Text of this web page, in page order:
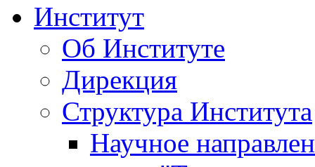
Институт
Об Институте
Дирекция
Структура Института
Научное